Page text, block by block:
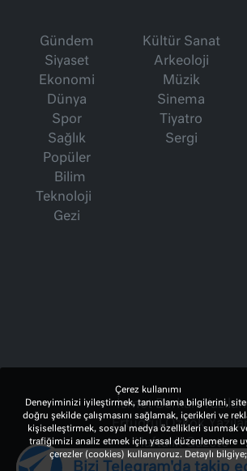
Gündem
Siyaset
Ekonomi
Dünya
Spor
Sağlık
Popüler
Bilim
Teknoloji
Gezi
Kültür Sanat
Arkeoloji
Müzik
Sinema
Tiyatro
Sergi
İsmet Berkan Yazıları
Ertuğrul Özkök
Haftalık Gazete
Çerez kullanımı
Deneyiminizi iyileştirmek, tanımlama bilgilerini,
doğru şekilde çalışmasını sağlamak, içerikleri ve
kişiselleştirmek, sosyal medya özellikleri sunmak
trafiğimizi analiz etmek için yasal düzenlemelere
çerezler (cookies) kullanıyoruz. Detaylı bilgiye;
Bizi Telegram'da takip